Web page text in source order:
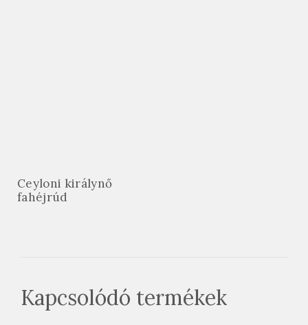
Ceyloni királynő
fahéjrúd
Kapcsolódó termékek